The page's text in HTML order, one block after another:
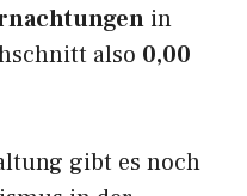
in
also 0,00
gibt es noch